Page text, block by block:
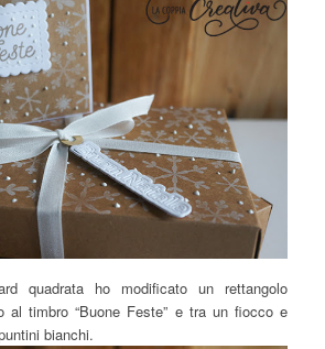
quadrata ho modificato un rettangolo
al timbro “Buone Feste” e tra un fiocco e
bianchi.